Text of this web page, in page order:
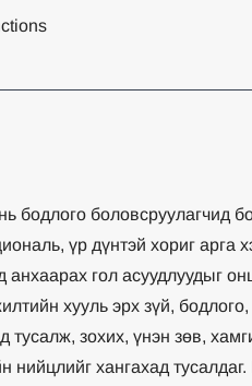
бодлого боловсруулагчид
үр дүнтэй хориг арга
анхаарах гол асуудлуудыг
хууль эрх зүй,
тусалж, зохих, үнэн зөв,
хангахад